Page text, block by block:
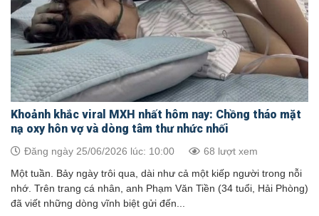
Khoảnh khắc viral MXH nhất hôm nay: Chồng tháo mặt
nạ oxy hôn vợ và dòng tâm thư nhức nhối
Đăng ngày 25/06/2026 lúc: 10:00 68 lượt xem
Một tuần. Bảy ngày trôi qua, dài như cả một kiếp người trong nỗi
nhớ. Trên trang cá nhân, anh Phạm Văn Tiền (34 tuổi, Hải Phòng)
đã viết những dòng vĩnh biệt gửi đến...